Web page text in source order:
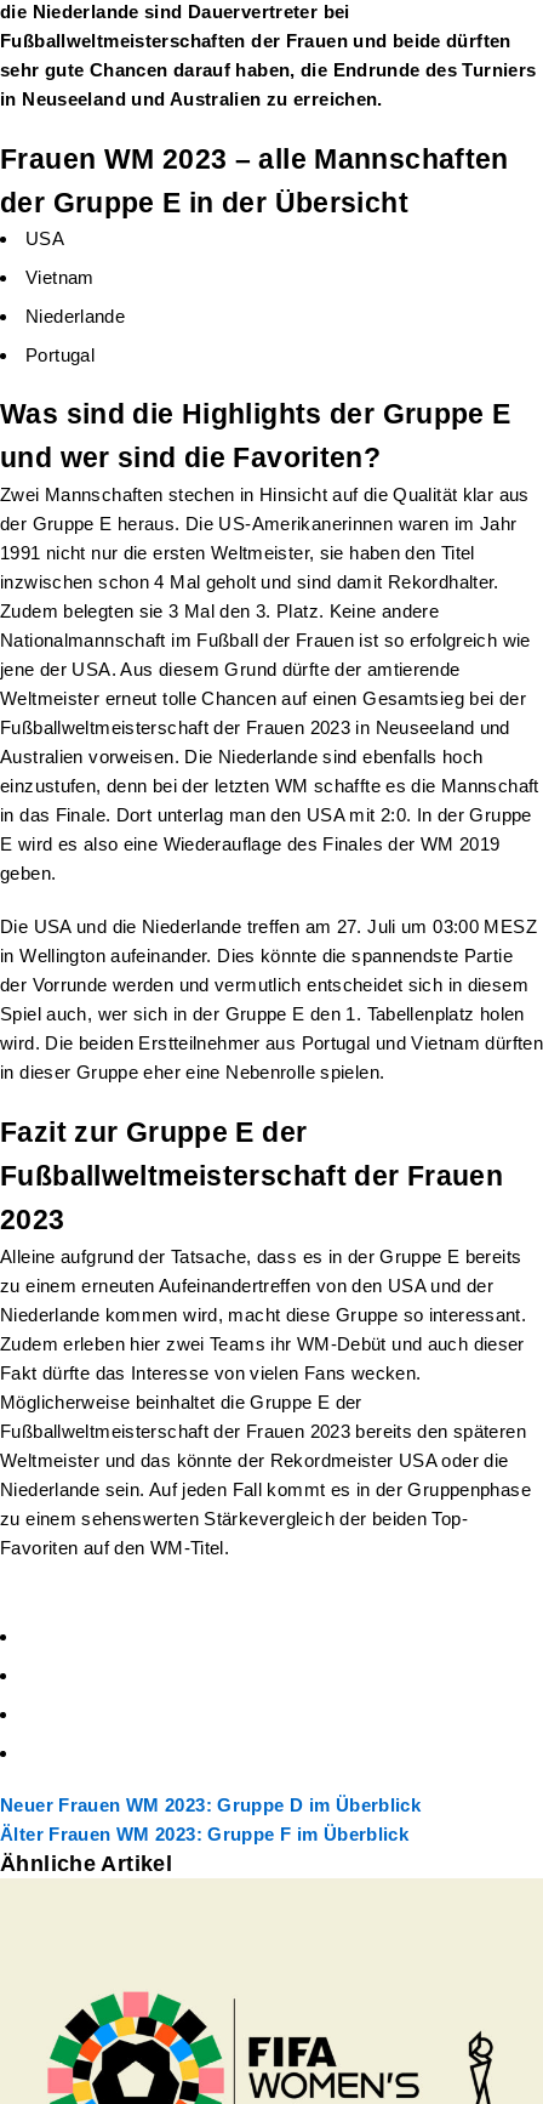
die Niederlande sind Dauervertreter bei
Fußballweltmeisterschaften der Frauen und beide dürften
sehr gute Chancen darauf haben, die Endrunde des Turniers
in Neuseeland und Australien zu erreichen.
Frauen WM 2023 – alle Mannschaften
der Gruppe E in der Übersicht
USA
Vietnam
Niederlande
Portugal
Was sind die Highlights der Gruppe E
und wer sind die Favoriten?
Zwei Mannschaften stechen in Hinsicht auf die Qualität klar aus
der Gruppe E heraus. Die US-Amerikanerinnen waren im Jahr
1991 nicht nur die ersten Weltmeister, sie haben den Titel
inzwischen schon 4 Mal geholt und sind damit Rekordhalter.
Zudem belegten sie 3 Mal den 3. Platz. Keine andere
Nationalmannschaft im Fußball der Frauen ist so erfolgreich wie
jene der USA. Aus diesem Grund dürfte der amtierende
Weltmeister erneut tolle Chancen auf einen Gesamtsieg bei der
Fußballweltmeisterschaft der Frauen 2023 in Neuseeland und
Australien vorweisen. Die Niederlande sind ebenfalls hoch
einzustufen, denn bei der letzten WM schaffte es die Mannschaft
in das Finale. Dort unterlag man den USA mit 2:0. In der Gruppe
E wird es also eine Wiederauflage des Finales der WM 2019
geben.
Die USA und die Niederlande treffen am 27. Juli um 03:00 MESZ
in Wellington aufeinander. Dies könnte die spannendste Partie
der Vorrunde werden und vermutlich entscheidet sich in diesem
Spiel auch, wer sich in der Gruppe E den 1. Tabellenplatz holen
wird. Die beiden Erstteilnehmer aus Portugal und Vietnam dürften
in dieser Gruppe eher eine Nebenrolle spielen.
Fazit zur Gruppe E der
Fußballweltmeisterschaft der Frauen
2023
Alleine aufgrund der Tatsache, dass es in der Gruppe E bereits
zu einem erneuten Aufeinandertreffen von den USA und der
Niederlande kommen wird, macht diese Gruppe so interessant.
Zudem erleben hier zwei Teams ihr WM-Debüt und auch dieser
Fakt dürfte das Interesse von vielen Fans wecken.
Möglicherweise beinhaltet die Gruppe E der
Fußballweltmeisterschaft der Frauen 2023 bereits den späteren
Weltmeister und das könnte der Rekordmeister USA oder die
Niederlande sein. Auf jeden Fall kommt es in der Gruppenphase
zu einem sehenswerten Stärkevergleich der beiden Top-
Favoriten auf den WM-Titel.
Neuer Frauen WM 2023: Gruppe D im Überblick
Älter Frauen WM 2023: Gruppe F im Überblick
Ähnliche Artikel